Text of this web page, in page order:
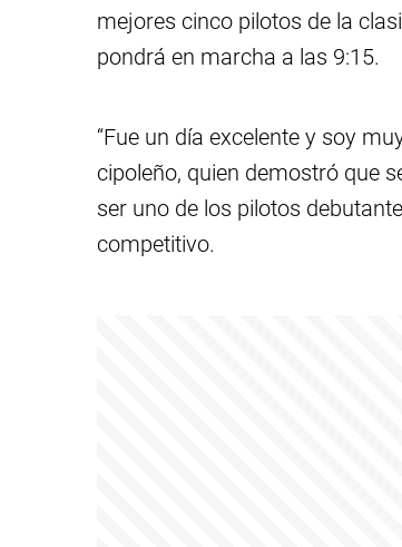
mejores cinco pilotos de la
pondrá en marcha a las 9:15.
“Fue un día excelente y soy
cipoleño, quien demostró que
ser uno de los pilotos
competitivo.